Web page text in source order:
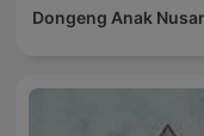
Dongeng Anak